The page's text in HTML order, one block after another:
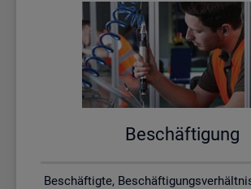
Be­schäf­ti­gung
Beschäftigte,